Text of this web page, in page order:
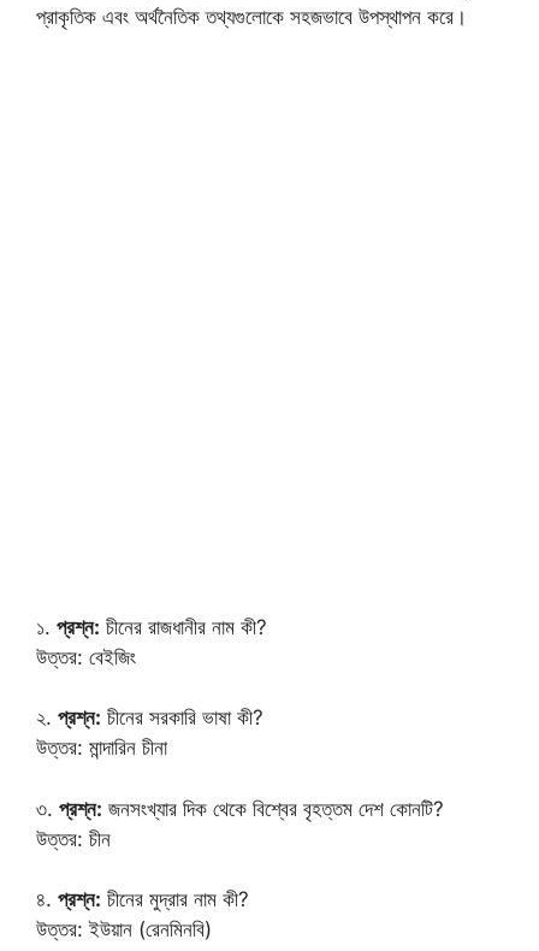
প্রাকৃতিক এবং অর্থনৈতিক তথ্যগুলোকে সহজভাবে উপস্থাপন করে।
১. প্রশ্ন: চীনের রাজধানীর নাম কী?
উত্তর: বেইজিং
২. প্রশ্ন: চীনের সরকারি ভাষা কী?
উত্তর: মান্দারিন চীনা
৩. প্রশ্ন: জনসংখ্যার দিক থেকে বিশ্বের বৃহত্তম দেশ কোনটি?
উত্তর: চীন
৪. প্রশ্ন: চীনের মুদ্রার নাম কী?
উত্তর: ইউয়ান (রেনমিনবি)